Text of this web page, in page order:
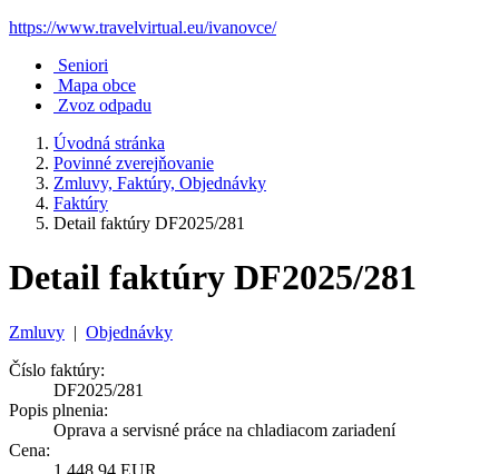
https://www.travelvirtual.eu/ivanovce/
Seniori
Mapa obce
Zvoz odpadu
Úvodná stránka
Povinné zverejňovanie
Zmluvy, Faktúry, Objednávky
Faktúry
Detail faktúry DF2025/281
Detail faktúry DF2025/281
Zmluvy | Objednávky
Číslo faktúry:
DF2025/281
Popis plnenia:
Oprava a servisné práce na chladiacom zariadení
Cena:
1 448,94 EUR